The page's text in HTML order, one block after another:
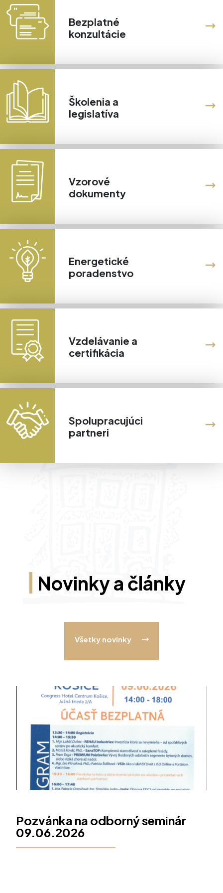
Bezplatné
konzultácie
Školenia a
legislatíva
Vzorové
dokumenty
Energetické
poradenstvo
Vzdelávanie a
certifikácia
Spolupracujúci
partneri
Novinky a články
Všetky novinky
Pozvánka na odborný seminár
09.06.2026